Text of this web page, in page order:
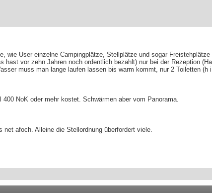
wie User einzelne Campingplätze, Stellplätze und sogar Freistehplätze
vor zehn Jahren noch ordentlich bezahlt) nur bei der Rezeption
muss man lange laufen lassen bis warm kommt, nur 2 Toiletten
NoK oder mehr kostet. Schwärmen aber vom Panorama.
afoch. Alleine die Stellordnung überfordert viele.